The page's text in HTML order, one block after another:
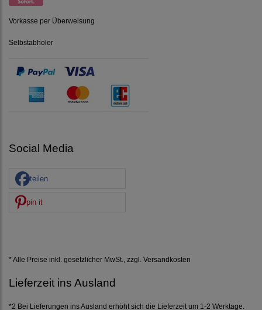
Vorkasse per Überweisung
Selbstabholer
Social Media
teilen
pin it
* Alle Preise inkl. gesetzlicher MwSt., zzgl. Versandkosten
Lieferzeit ins Ausland
*2 Bei Lieferungen ins Ausland erhöht sich die Lieferzeit um 1-2 Werktage.